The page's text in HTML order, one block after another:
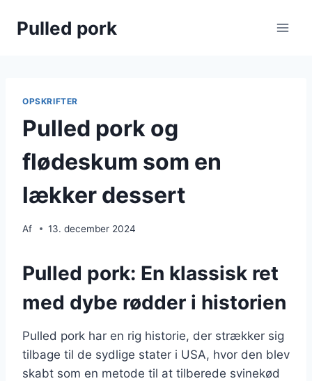
Pulled pork
OPSKRIFTER
Pulled pork og
flødeskum som en
lækker dessert
Af 13. december 2024
Pulled pork: En klassisk ret
med dybe rødder i historien
Pulled pork har en rig historie, der strækker sig
tilbage til de sydlige stater i USA, hvor den blev
skabt som en metode til at tilberede svinekød